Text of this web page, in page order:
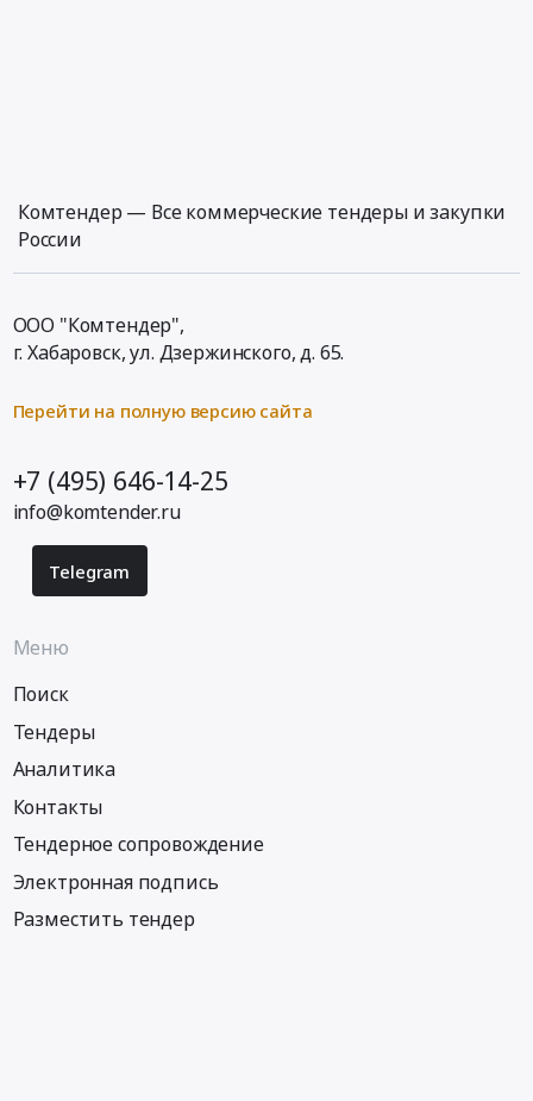
Комтендер — Все коммерческие тендеры и закупки
России
ООО "Комтендер",
г. Хабаровск,ул. Дзержинского, д. 65.
Перейти на полную версию сайта
+7 (495) 646-14-25
info@komtender.ru
Telegram
Меню
Поиск
Тендеры
Аналитика
Контакты
Тендерное сопровождение
Электронная подпись
Разместить тендер